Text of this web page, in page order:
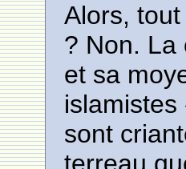
Alors,
? Non. La
et sa
sont